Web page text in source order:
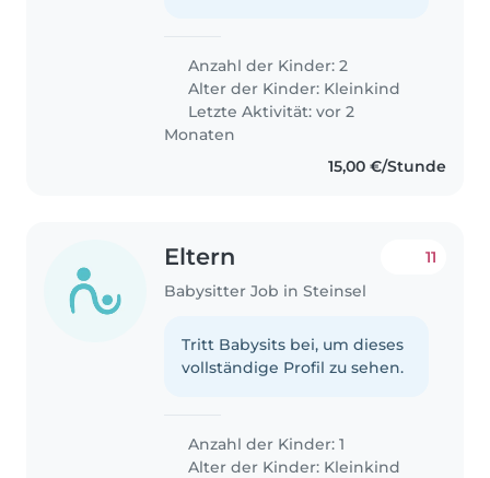
Anzahl der Kinder: 2
Alter der Kinder: Kleinkind
Letzte Aktivität: vor 2
Monaten
15,00 €/Stunde
Eltern
Babysitter Job in Steinsel
11
Tritt Babysits bei, um dieses
vollständige Profil zu sehen.
Anzahl der Kinder: 1
Alter der Kinder: Kleinkind